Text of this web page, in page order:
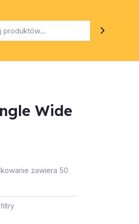
Wide
zawiera 50
filtry